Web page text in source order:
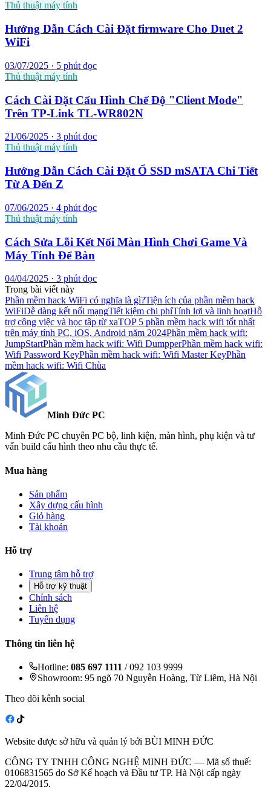
Thủ thuật máy tính
Hướng Dẫn Cách Cài Đặt firmware Cho Duet 2
WiFi
03/07/2025 · 5 phút đọc
Thủ thuật máy tính
Cách Cài Đặt Cấu Hình Chế Độ "Client Mode"
Trên TP-Link TL-WR802N
21/06/2025 · 3 phút đọc
Thủ thuật máy tính
Hướng Dẫn Cách Cài Đặt Ổ SSD mSATA Chi Tiết
Từ A Đến Z
07/06/2025 · 4 phút đọc
Thủ thuật máy tính
Cách Sửa Lỗi Kết Nối Màn Hình Chơi Game Và
Máy Tính Để Bàn
04/04/2025 · 3 phút đọc
Trong bài viết này
Phần mềm hack WiFi có nghĩa là gì?Tiện ích của phần mềm hack
WiFiDễ dàng kết nối mạngTiết kiệm chi phíTính lợi và linh hoạtHỗ
trợ công việc và học tập từ xaTOP 5 phần mềm hack wifi tốt nhất
trên máy tính PC, iOS, Android năm 2024Phần mềm hack wifi:
JumpStartPhần mềm hack wifi: Wifi DumpperPhần mềm hack wifi:
Wifi Password KeyPhần mềm hack wifi: Wifi Master KeyPhần
mềm hack wifi: Wifi Chùa
Minh Đức PC
Minh Đức PC chuyên PC bộ, linh kiện, màn hình, phụ kiện và tư
vấn build cấu hình theo nhu cầu thực tế.
Mua hàng
Sản phẩm
Xây dựng cấu hình
Giỏ hàng
Tài khoản
Hỗ trợ
Trung tâm hỗ trợ
Hỗ trợ kỹ thuật
Chính sách
Liên hệ
Tuyển dụng
Thông tin liên hệ
Hotline: 085 697 1111 / 092 103 9999
Showroom: 95 ngõ 70 Nguyễn Hoàng, Từ Liêm, Hà Nội
Theo dõi kênh social
Website được sở hữu và quản lý bởi BÙI MINH ĐỨC
CÔNG TY TNHH CÔNG NGHỆ MINH ĐỨC — Mã số thuế:
0106831565 do Sở Kế hoạch và Đầu tư TP. Hà Nội cấp ngày
22/04/2015.